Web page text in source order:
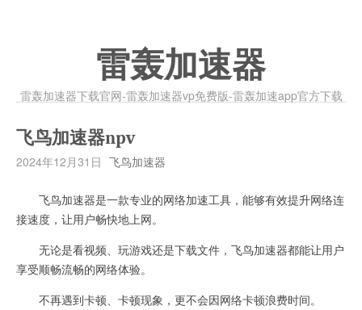
雷轰加速器
雷轰加速器下载官网-雷轰加速器vp免费版-雷轰加速app官方下载
飞鸟加速器npv
2024年12月31日 飞鸟加速器
飞鸟加速器是一款专业的网络加速工具，能够有效提升网络连
接速度，让用户畅快地上网。
无论是看视频、玩游戏还是下载文件，飞鸟加速器都能让用户
享受顺畅流畅的网络体验。
不再遇到卡顿、卡顿现象，更不会因网络卡顿浪费时间。